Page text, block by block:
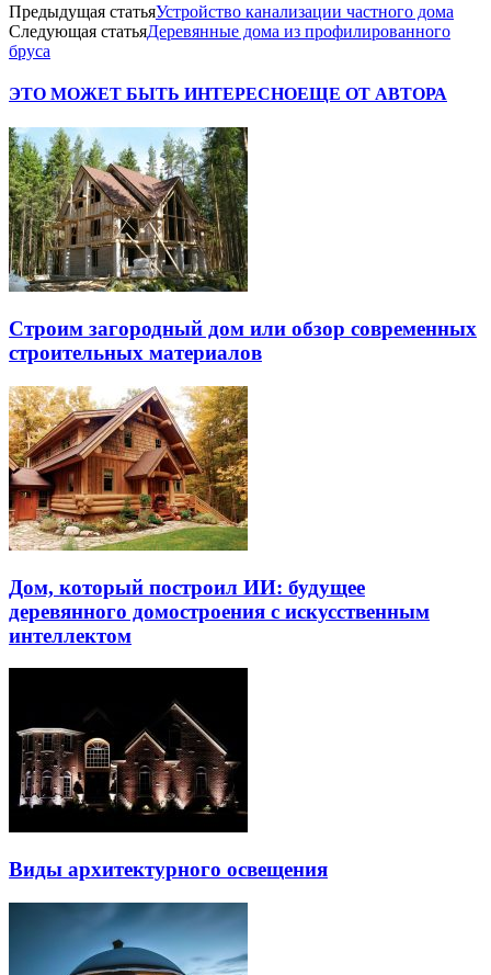
Предыдущая статьяУстройство канализации частного дома
Следующая статьяДеревянные дома из профилированного
бруса
ЭТО МОЖЕТ БЫТЬ ИНТЕРЕСНОЕЩЕ ОТ АВТОРА
Строим загородный дом или обзор современных
строительных материалов
Дом, который построил ИИ: будущее
деревянного домостроения с искусственным
интеллектом
Виды архитектурного освещения